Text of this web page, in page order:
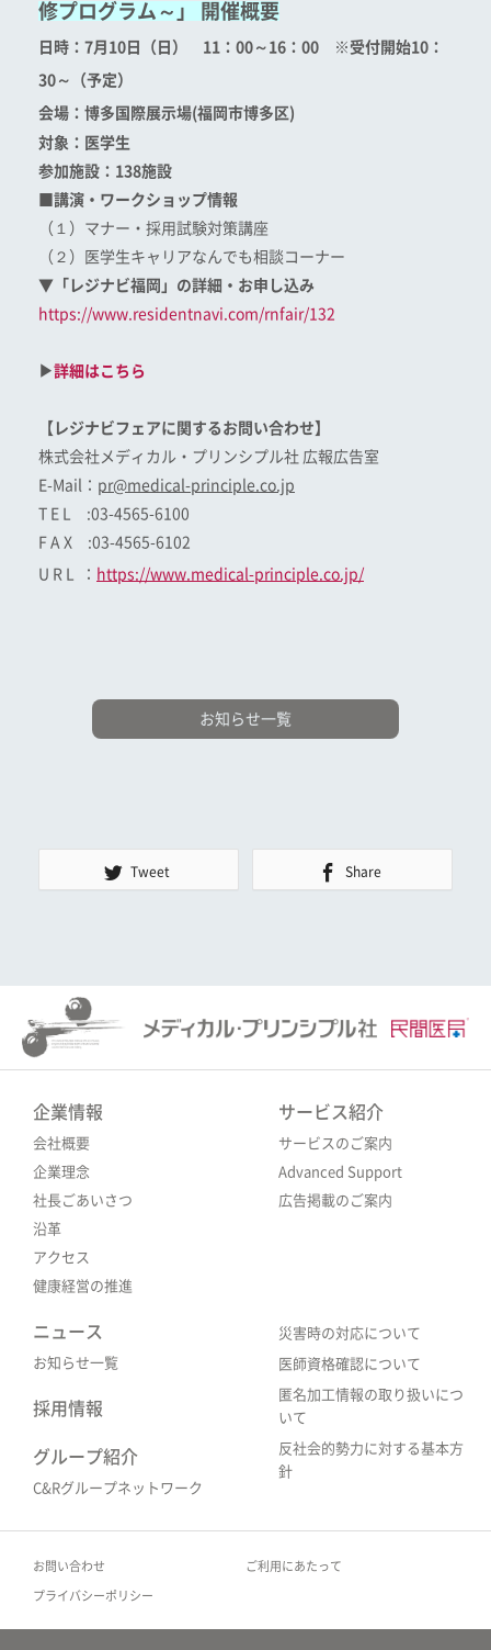
修プログラム～」 開催概要
日時：7月10日（日） 11：00～16：00 ※受付開始10：
30～（予定）
会場： 博多国際展示場(福岡市博多区)
対象：医学生
参加施設：138施設
■講演・ワークショップ情報
（１）マナー・採用試験対策講座
（２）医学生キャリアなんでも相談コーナー
▼「レジナビ福岡」の詳細・お申し込み
https://www.residentnavi.com/rnfair/132
▶詳細はこちら
【レジナビフェアに関するお問い合わせ】
株式会社メディカル・プリンシプル社 広報広告室
E-Mail： pr@medical-principle.co.jp
T E L :03-4565-6100
F A X :03-4565-6102
U R L ： https://www.medical-principle.co.jp/
お知らせ一覧
Tweet Share
企業情報
会社概要
企業理念
社長ごあいさつ
沿革
アクセス
健康経営の推進
サービス紹介
サービスのご案内
Advanced Support
広告掲載のご案内
ニュース
お知らせ一覧
採用情報
グループ紹介
C&Rグループネットワーク
災害時の対応について
医師資格確認について
匿名加工情報の取り扱いにつ
いて
反社会的勢力に対する基本方
針
お問い合わせ ご利用にあたって
プライバシーポリシー